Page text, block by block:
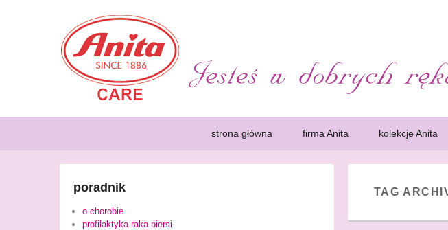
Poradnik dla Amazonek.
Rak piersi jest chorobą, która dotyka coraz większą ilość kobiet. Wczesne wykrycie
zachęcające kobiety do przeprowadzenia mammografii. Kobiety, które przeszły
wygodnie.
strona główna firma Anita kolekcje Anita
TAG
poradnik
o chorobie
profilaktyka raka piersi